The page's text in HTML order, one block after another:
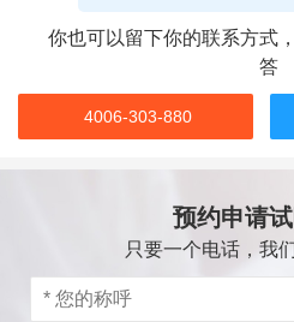
你也可以留下你的联系方式
答
4006-303-880
预约申请
只要一个电话，我